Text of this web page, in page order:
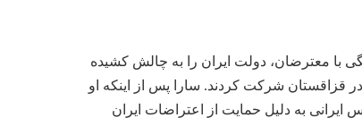
با معترضان، دولت ایران را به چالش کشیده
قزاقستان شرکت کردند. سارا پس از اینکه او
ایرانی به دلیل حمایت از اعتراضات ایران